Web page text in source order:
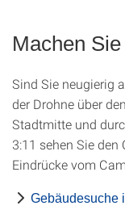
Machen
Sind Sie neugierig
der Drohne über
Stadtmitte und
3:11 sehen Sie
Eindrücke vom
Gebäudesuche